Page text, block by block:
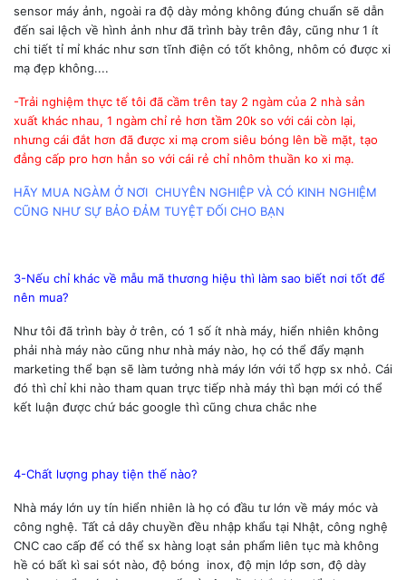
sensor máy ảnh, ngoài ra độ dày mỏng không đúng chuẩn sẽ dẫn
đến sai lệch về hình ảnh như đã trình bày trên đây, cũng như 1 ít
chi tiết tỉ mỉ khác như sơn tĩnh điện có tốt không, nhôm có được xi
mạ đẹp không....
-Trải nghiệm thực tế tôi đã cầm trên tay 2 ngàm của 2 nhà sản
xuất khác nhau, 1 ngàm chỉ rẻ hơn tầm 20k so với cái còn lại,
nhưng cái đắt hơn đã được xi mạ crom siêu bóng lên bề mặt, tạo
đẳng cấp pro hơn hẳn so với cái rẻ chỉ nhôm thuần ko xi mạ.
HÃY MUA NGÀM Ở NƠI CHUYÊN NGHIỆP VÀ CÓ KINH NGHIỆM
CŨNG NHƯ SỰ BẢO ĐẢM TUYỆT ĐỐI CHO BẠN
3-Nếu chỉ khác về mẫu mã thương hiệu thì làm sao biết nơi tốt để
nên mua?
Như tôi đã trình bày ở trên, có 1 số ít nhà máy, hiển nhiên không
phải nhà máy nào cũng như nhà máy nào, họ có thể đẩy mạnh
marketing thể bạn sẽ làm tưởng nhà máy lớn với tổ hợp sx nhỏ. Cái
đó thì chỉ khi nào tham quan trực tiếp nhà máy thì bạn mới có thể
kết luận được chứ bác google thì cũng chưa chắc nhe
4-Chất lượng phay tiện thế nào?
Nhà máy lớn uy tín hiển nhiên là họ có đầu tư lớn về máy móc và
công nghệ. Tất cả dây chuyền đều nhập khẩu tại Nhật, công nghệ
CNC cao cấp để có thể sx hàng loạt sản phẩm liên tục mà không
hề có bất kì sai sót nào, độ bóng inox, độ mịn lớp sơn, độ dày